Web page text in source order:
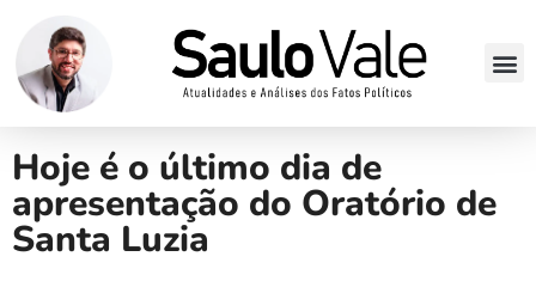
Hoje é o último dia de
apresentação do Oratório de
Santa Luzia